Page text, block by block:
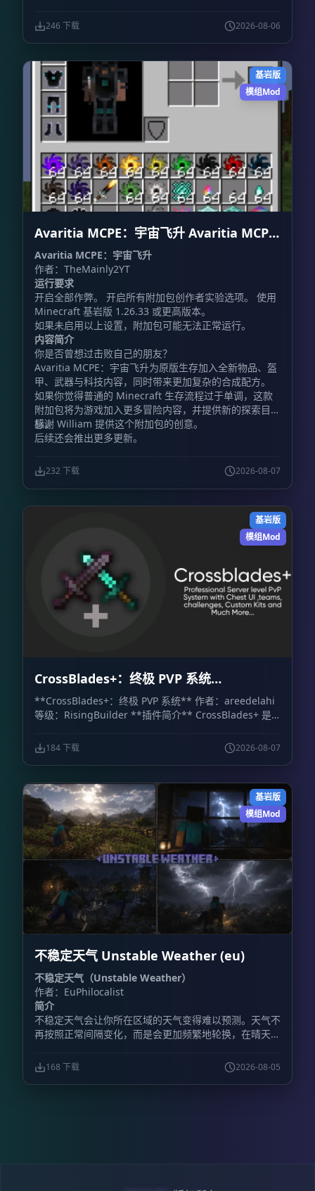
246 下载 2026-08-06
基岩版
模组Mod
Avaritia MCPE：宇宙飞升 Avaritia MCPE:
Cosmic Ascension
Avaritia MCPE：宇宙飞升
作者：TheMainly2YT
运行要求
开启全部作弊。 开启所有附加包创作者实验选项。 使用
Minecraft 基岩版 1.26.33 或更高版本。
如果未启用以上设置，附加包可能无法正常运行。
内容简介
你是否曾想过击败自己的朋友？
Avaritia MCPE：宇宙飞升为原版生存加入全新物品、盔
甲、武器与科技内容，同时带来更加复杂的合成配方。
如果你觉得普通的 Minecraft 生存流程过于单调，这款
附加包将为游戏加入更多冒险内容，并提供新的探索目
标。
感谢 William 提供这个附加包的创意。
后续还会推出更多更新。
232 下载 2026-08-07
基岩版
模组Mod
CrossBlades+：终极 PVP 系统
CrossBlades+: Ultimate PVP System
**CrossBlades+：终极 PVP 系统** 作者：areedelahi
等级：RisingBuilder **插件简介** CrossBlades+ 是
技场决斗系统。玩家可以通过可视化箱子界面挑战好友、
预览套装，并立即参加 1v1 单挑或最多 5v5 的团队决
了更直观的操作方式。管理员只需设置竞技场位置，插件
就会自动处理排队、匹配、传送、地图重置和战后物品恢
复。 **主要功能** - **可视化箱子菜单：** 通过库存
式界面选择游戏模式和套装，不需要记忆复杂命令。 -
**快捷菜单物品：** 使用命令获得菜单物品，可快速打
开主决斗菜单、挑战菜单和团队菜单。 - **公平排队与
团队模式：** 支持经典 1v1，也支持 2v2、3v3、4v4 和
5v5 团队决斗。人数达到要求后，系统会自动完成匹配并
将玩家传送至竞技场。 - **多竞技场与自动重置：** 每
种套装最多可配置 10 个竞技场，让多场决斗同时进行。
比赛结束后，系统会自动恢复竞技场地形，重置范围上限
的物品、经验值和位置，比赛结束后完整恢复。 - **大
返回大厅。 - **套装编辑：** 可以修改已有套装，也能
按照服务器需求调整装备配置。 - **挑战模式：** 直接
向其他玩家发起决斗邀请。 - **自定义套装：** 最多保
存 100 套自定义套装。 **包含的游戏模式** 插件提供
11 套预配置套装，说明中列出的模式包括： -
战斗技巧。 - **Diamond（钻石）：** 全套钻石装备，
184 下载 2026-08-07
基岩版
模组Mod
不稳定天气 Unstable Weather (eu)
不稳定天气（Unstable Weather）
作者：EuPhilocalist
简介
不稳定天气会让你所在区域的天气变得难以预测。天气不
再按照正常间隔变化，而是会更加频繁地轮换，在晴天、
168 下载 2026-08-05